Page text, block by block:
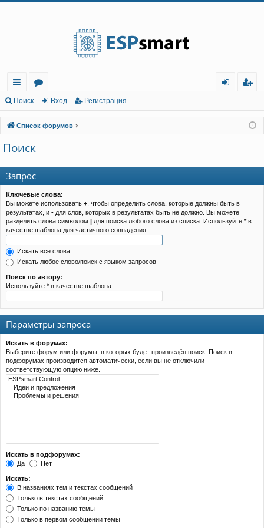
с
ы
лк
и
ру
м
ы
д
ис
тр
Поиск Вход Регистрация
Список форумов
Поиск
Запрос
Ключевые слова:
Вы можете использовать + , чтобы определить слова, которые должны быть в
результатах, и - для слов, которых в результатах быть не должно. Вы можете
разделить слова символом | для поиска любого слова из списка. Используйте *в
качестве шаблона для частичного совпадения.
Искать все слова
Искать любое слово/поиск с языком запросов
Поиск по автору:
Используйте * в качестве шаблона.
Параметры запроса
Искать в форумах:
Выберите форум или форумы, в которых будет произведён поиск. Поиск в
подфорумах производится автоматически, если вы не отключили
соответствующую опцию ниже.
Искать в подфорумах:
Да
Нет
Искать:
В названиях тем и текстах сообщений
Только в текстах сообщений
Только по названию темы
Только в первом сообщении темы